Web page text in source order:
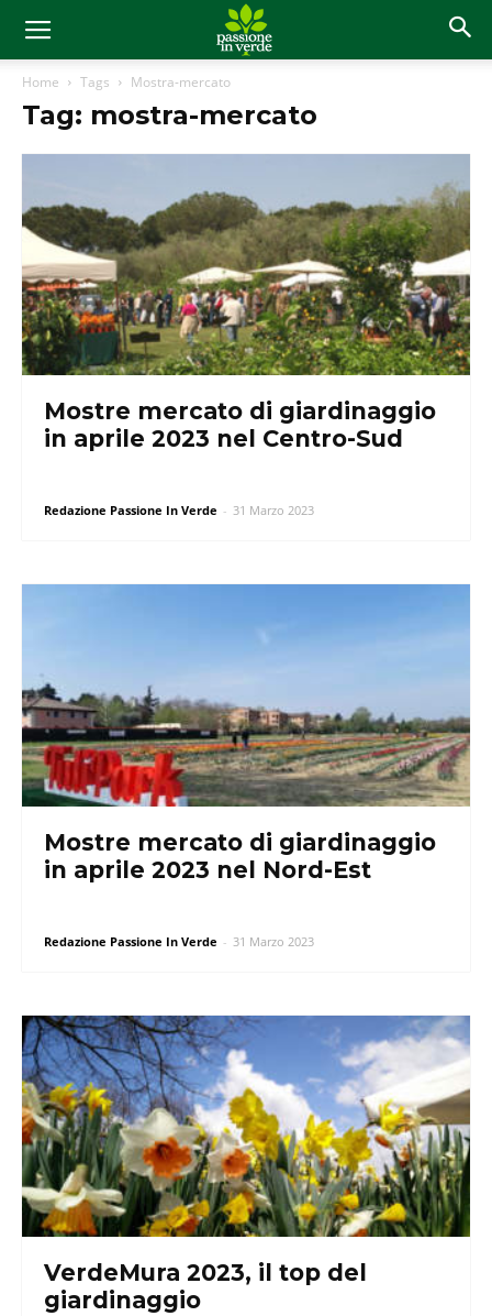
Home Tags Mostra-mercato
Tag: mostra-mercato
Mostre mercato di giardinaggio
in aprile 2023 nel Centro-Sud
Redazione Passione In Verde - 31 Marzo 2023
Mostre mercato di giardinaggio
in aprile 2023 nel Nord-Est
Redazione Passione In Verde - 31 Marzo 2023
VerdeMura 2023, il top del
giardinaggio